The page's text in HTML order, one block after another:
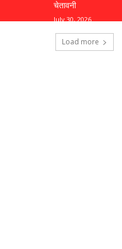
चेतावनी
July 30, 2026
Load more